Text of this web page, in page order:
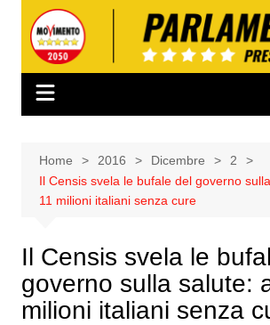
contenuto
Home 2016 Dicembre
2
Il Censis svela le bufale del governo
11 milioni italiani senza cure
Il Censis svela le
governo sulla salute:
milioni italiani senza